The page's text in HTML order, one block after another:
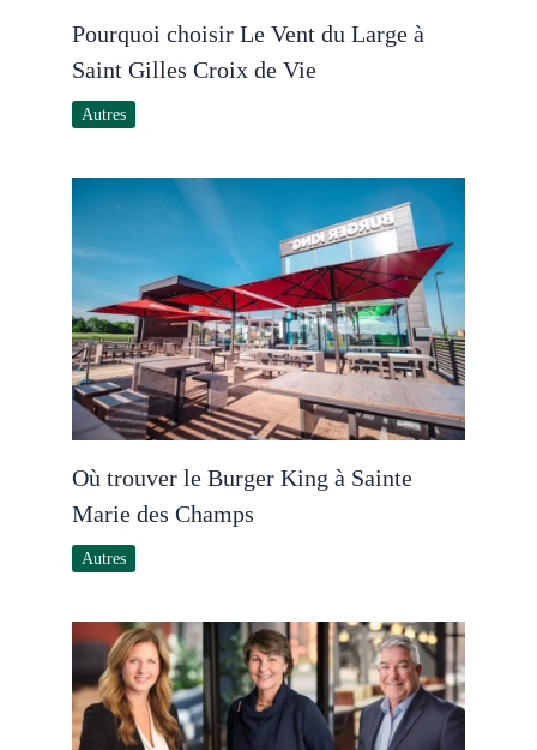
Pourquoi choisir Le Vent du Large à
Saint Gilles Croix de Vie
Autres
Où trouver le Burger King à Sainte
Marie des Champs
Autres